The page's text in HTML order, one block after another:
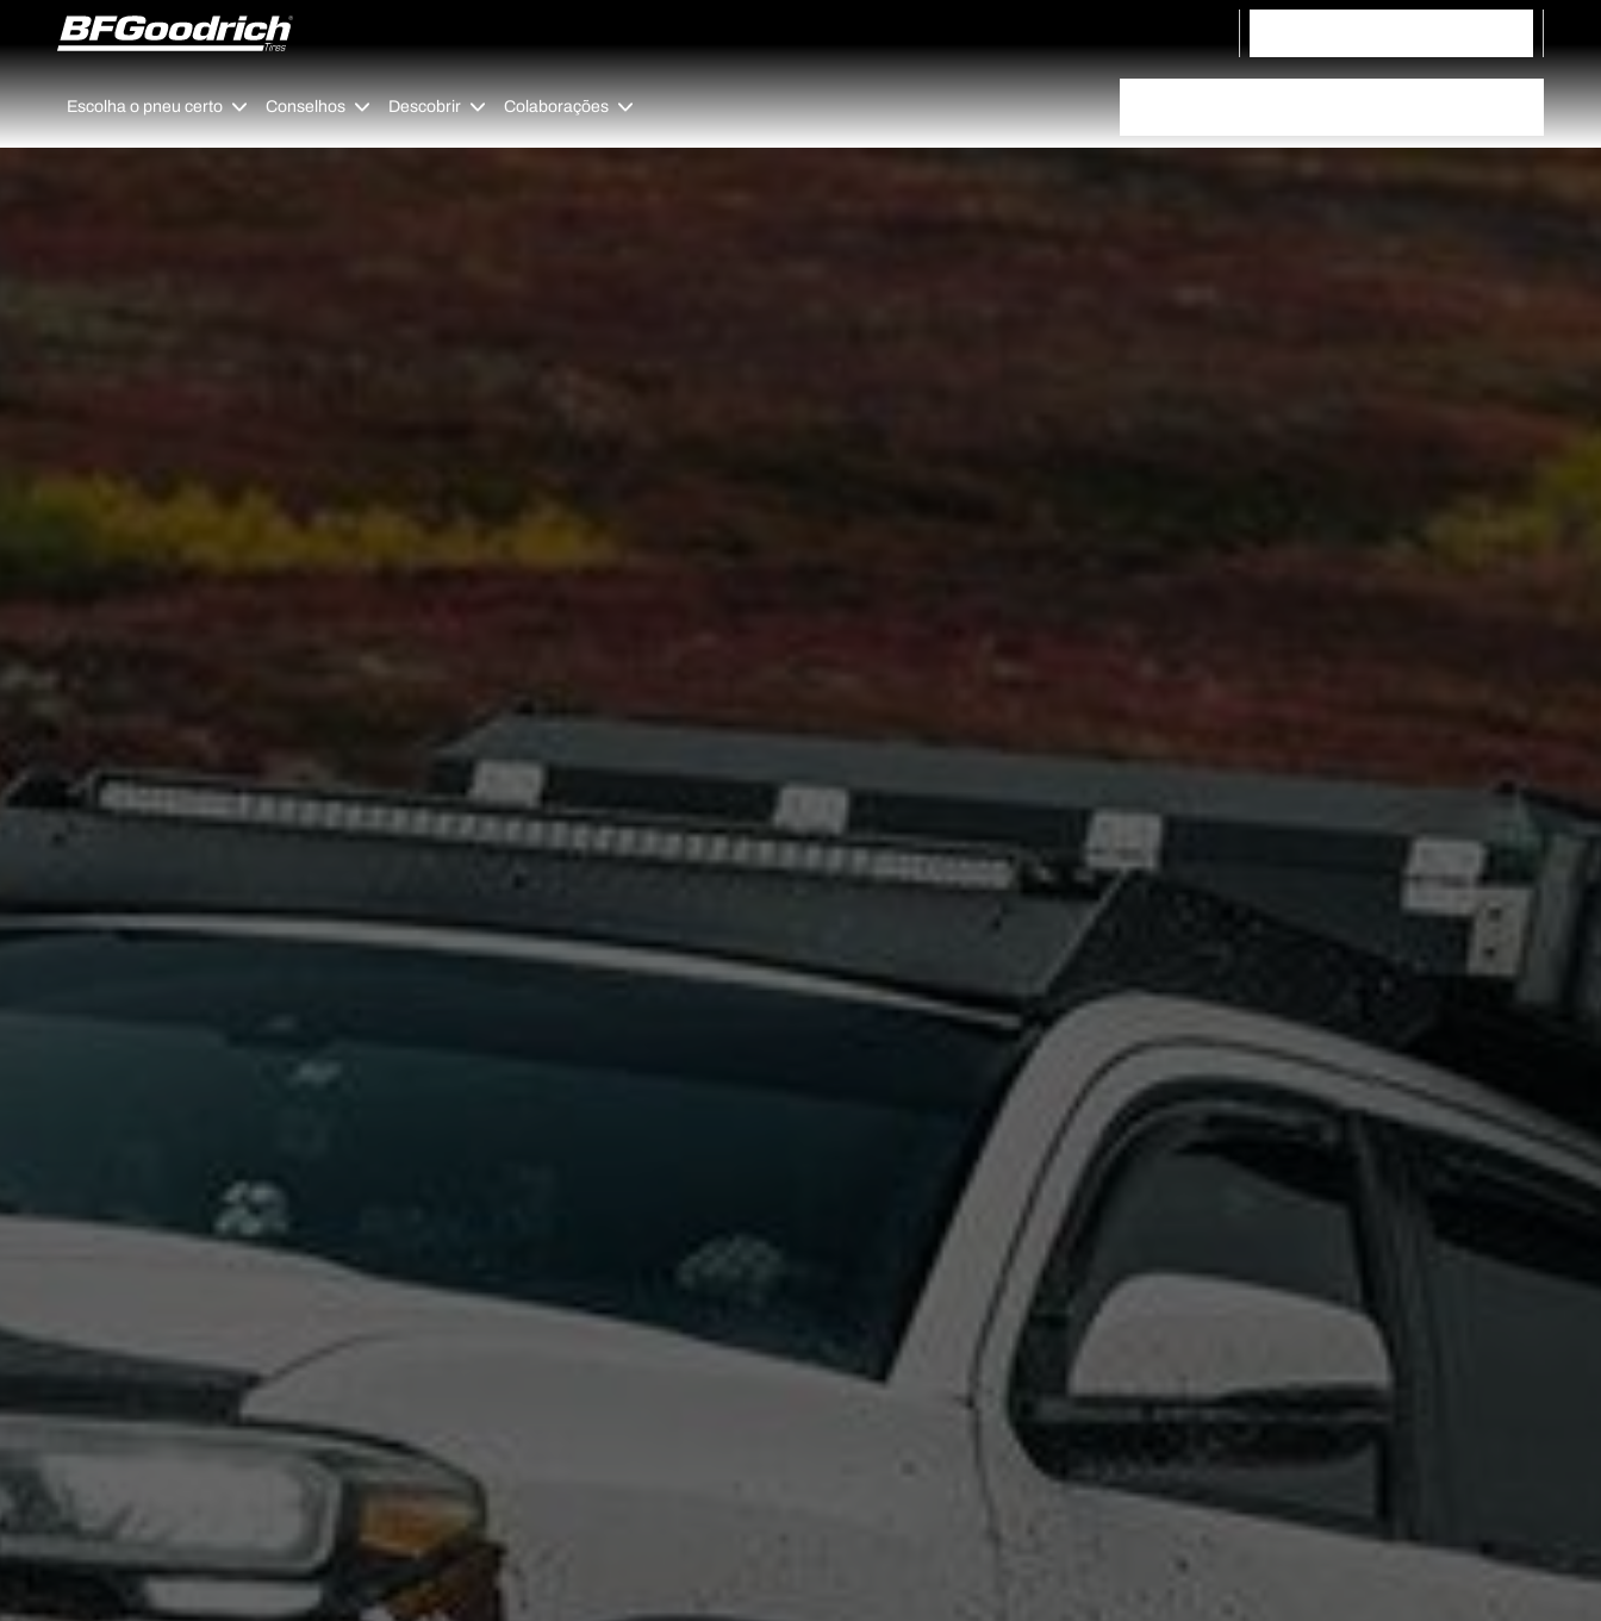
Go to page content
Go to page navigation
Escolha o pneu certo Conselhos Descobrir Colaborações